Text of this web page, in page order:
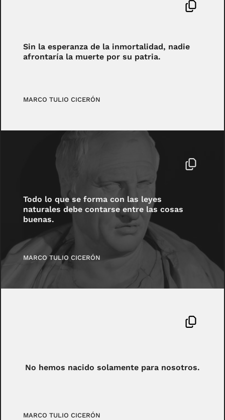
Sin la esperanza de la inmortalidad, nadie
afrontaría la muerte por su patria.
MARCO TULIO CICERÓN
Todo lo que se forma con las leyes
naturales debe contarse entre las cosas
buenas.
MARCO TULIO CICERÓN
No hemos nacido solamente para nosotros.
MARCO TULIO CICERÓN